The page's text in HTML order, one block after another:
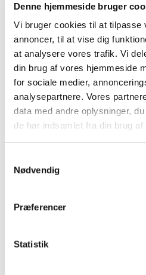
Denne hjemmeside bruger
Vi bruger cookies til at tilpasse
annoncer, til at vise dig
at analysere vores trafik. Vi
din brug af vores hjemmeside
for sociale medier,
analysepartnere. Vores
data med andre oplysninger,
de har indsamlet fra din brug af
Nødvendig
Præferencer
Statistik